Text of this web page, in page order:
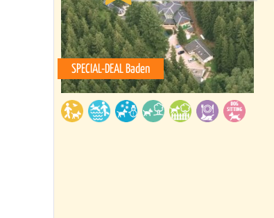
SPECIAL-DEAL Baden